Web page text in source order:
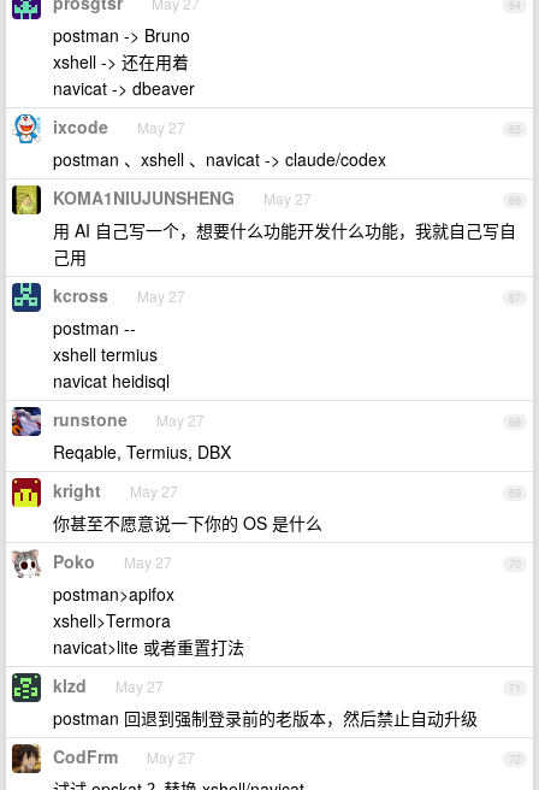
64
postman -> Bruno
xshell -> 还在用着
navicat -> dbeaver
65
ixcode May 27
postman 、xshell 、navicat -> claude/codex
66
KOMA1NIUJUNSHENG May 27
用 AI 自己写一个，想要什么功能开发什么功能，我就自己写自
己用
67
kcross May 27
postman --
xshell termius
navicat heidisql
68
runstone May 27
Reqable, Termius, DBX
69
kright May 27
你甚至不愿意说一下你的 OS 是什么
70
Poko May 27
postman>apifox
xshell>Termora
navicat>lite 或者重置打法
71
klzd May 27
postman 回退到强制登录前的老版本，然后禁止自动升级
72
CodFrm May 27